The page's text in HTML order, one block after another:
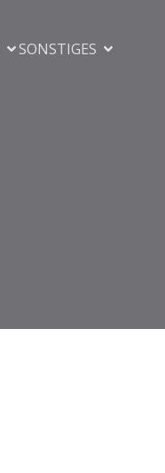
SONSTIGES